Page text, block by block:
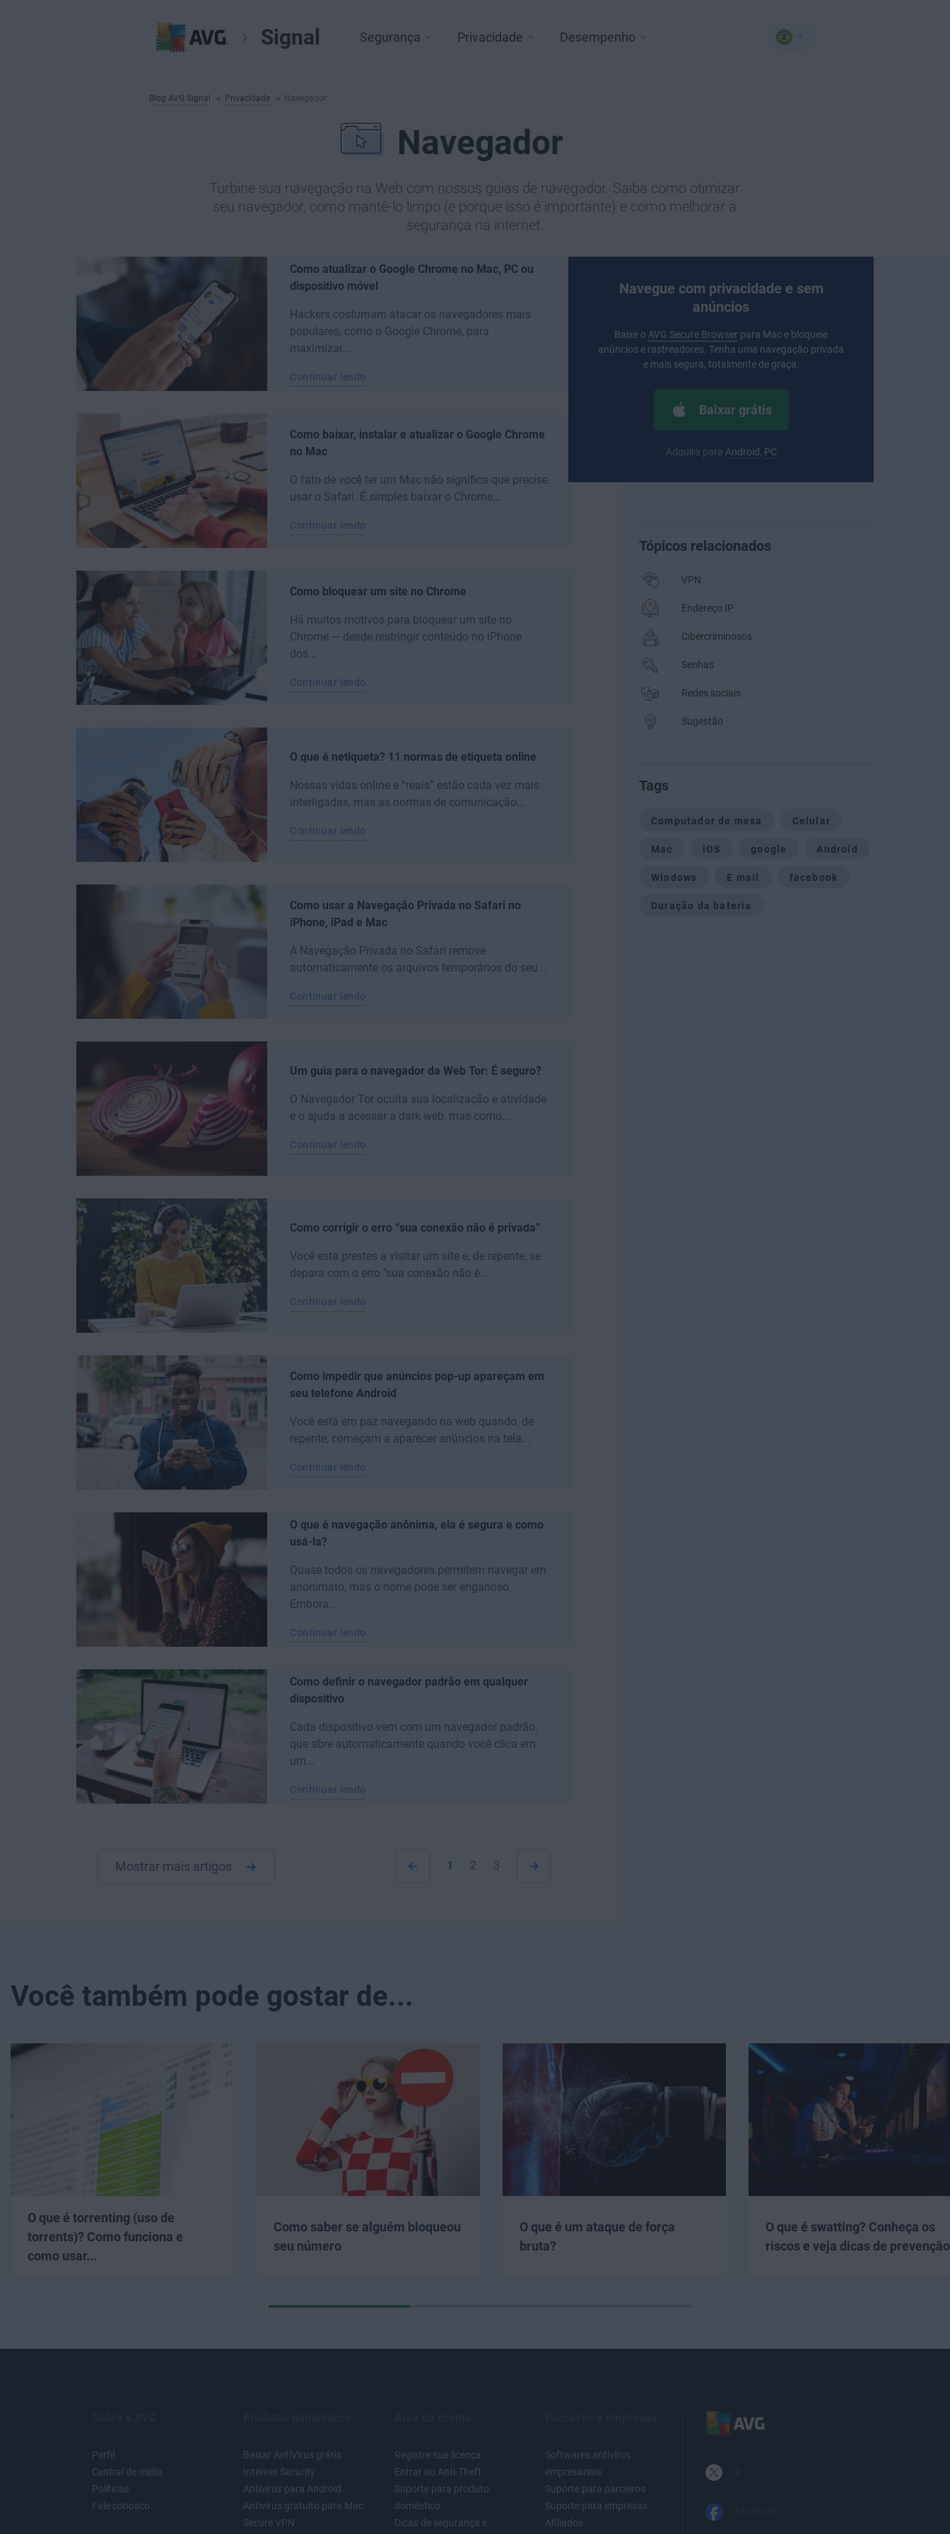
Signal Segurança Privacidade Desempenho
Blog AVG Signal Privacidade Navegador
Navegador
Turbine sua navegação na Web com nossos guias de navegador. Saiba como otimizar
seu navegador, como mantê-lo limpo (e porque isso é importante) e como melhorar a
segurança na internet.
Como atualizar o Google Chrome no Mac, PC ou
dispositivo móvel
Hackers costumam atacar os navegadores mais
populares, como o Google Chrome, para
maximizar...
Continuar lendo
Como baixar, instalar e atualizar o Google Chrome
no Mac
O fato de você ter um Mac não significa que precise
usar o Safari. É simples baixar o Chrome...
Continuar lendo
Como bloquear um site no Chrome
Há muitos motivos para bloquear um site no
Chrome — desde restringir conteúdo no iPhone
dos...
Continuar lendo
O que é netiqueta? 11 normas de etiqueta online
Nossas vidas online e “reais” estão cada vez mais
interligadas, mas as normas de comunicação...
Continuar lendo
Como usar a Navegação Privada no Safari no
iPhone, iPad e Mac
A Navegação Privada no Safari remove
automaticamente os arquivos temporários do seu...
Continuar lendo
Um guia para o navegador da Web Tor: É seguro?
O Navegador Tor oculta sua localização e atividade
e o ajuda a acessar a dark web, mas como...
Continuar lendo
Como corrigir o erro “sua conexão não é privada”
Você está prestes a visitar um site e, de repente, se
depara com o erro "sua conexão não é...
Continuar lendo
Como impedir que anúncios pop-up apareçam em
seu telefone Android
Você está em paz navegando na web quando, de
repente, começam a aparecer anúncios na tela...
Continuar lendo
O que é navegação anônima, ela é segura e como
usá-la?
Quase todos os navegadores permitem navegar em
anonimato, mas o nome pode ser enganoso.
Embora...
Continuar lendo
Como definir o navegador padrão em qualquer
dispositivo
Cada dispositivo vem com um navegador padrão,
que abre automaticamente quando você clica em
um...
Continuar lendo
Mostrar mais artigos 1 2 3
Navegue com privacidade e sem
anúncios
Baixe o AVG Secure Browser para Mac e bloqueie
anúncios e rastreadores. Tenha uma navegação privada
e mais segura, totalmente de graça.
Baixar grátis
Adquira para Android PC
Tópicos relacionados
VPN
Endereço IP
Cibercriminosos
Senhas
Redes sociais
Sugestão
Tags
Computador de mesa Celular
Mac iOS google Android
Windows E mail facebook
Duração da bateria
Você também pode gostar de...
O que é torrenting (uso de
torrents)? Como funciona e
como usar...
Como saber se alguém bloqueou
seu número
O que é um ataque de força
bruta?
O que é swatting? Conheça os
riscos e veja dicas de prevenção
Perfil
Central de mídia
Políticas
Fale conosco
Baixar AntiVirus grátis
Internet Security
Antivírus para Android
Antivírus gratuito para Mac
Secure VPN
Registre sua licença
Entrar no Anti-Theft
Suporte para produto
doméstico
Dicas de segurança e
Softwares antivírus
empresariais
Suporte para parceiros
Suporte para empresas
Afiliados